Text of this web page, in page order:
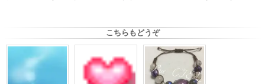
こちらもどうぞ